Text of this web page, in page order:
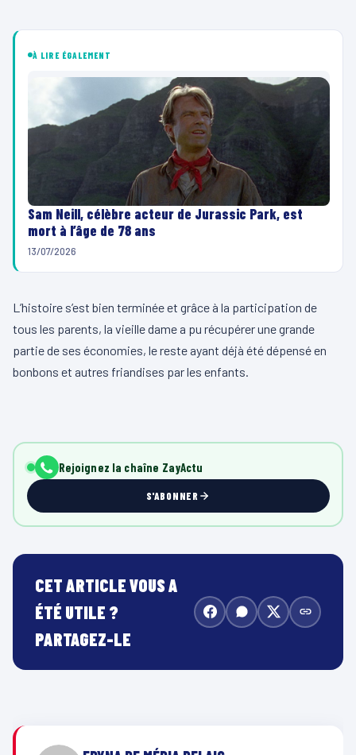
À LIRE ÉGALEMENT
Sam Neill, célèbre acteur de Jurassic Park, est
mort à l’âge de 78 ans
13/07/2026
L’histoire s’est bien terminée et grâce à la participation de
tous les parents, la vieille dame a pu récupérer une grande
partie de ses économies, le reste ayant déjà été dépensé en
bonbons et autres friandises par les enfants.
Rejoignez la chaîne ZayActu
S'ABONNER
CET ARTICLE VOUS A
ÉTÉ UTILE ?
PARTAGEZ-LE